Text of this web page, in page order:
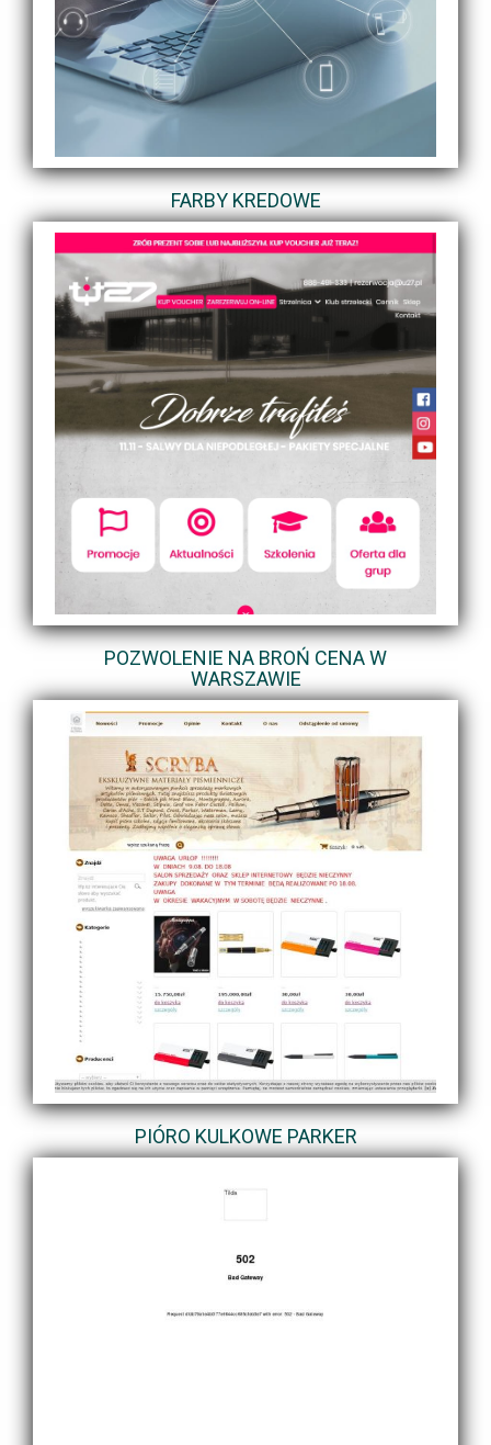
FARBY KREDOWE
POZWOLENIE NA BROŃ CENA W
WARSZAWIE
PIÓRO KULKOWE PARKER